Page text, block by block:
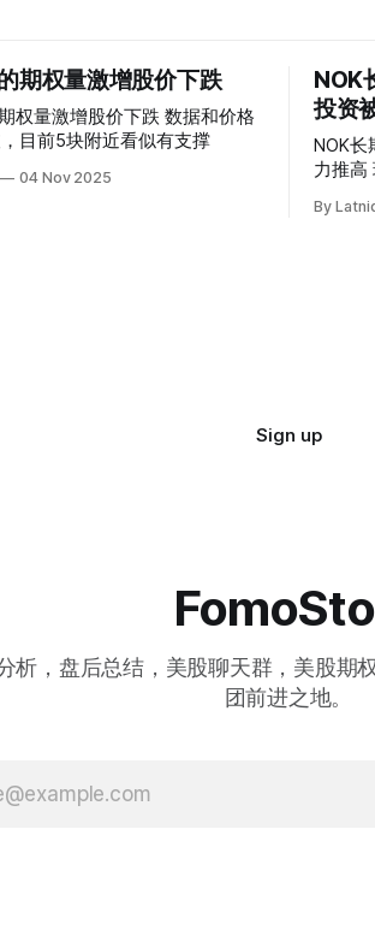
期权量激增股价下跌
量激增股价下跌 数据和价格
目前5块附近看似有支撑
04 Nov 2025
NOK
投资
NOK长
力推高 现在是英伟达把手上的钱到处游走
By
Sign up
析，盘后总结，美股聊天群，美股期
团前进之地。